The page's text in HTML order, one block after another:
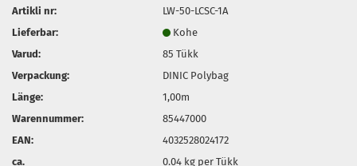
Artikli nr:
LW-50-LCSC-1A
Lieferbar:
Kohe
Varud:
85Tükk
Verpackung:
DINIC Polybag
Länge:
1,00m
Warennummer:
85447000
EAN:
4032528024172
ca.
0.04 kg per Tükk